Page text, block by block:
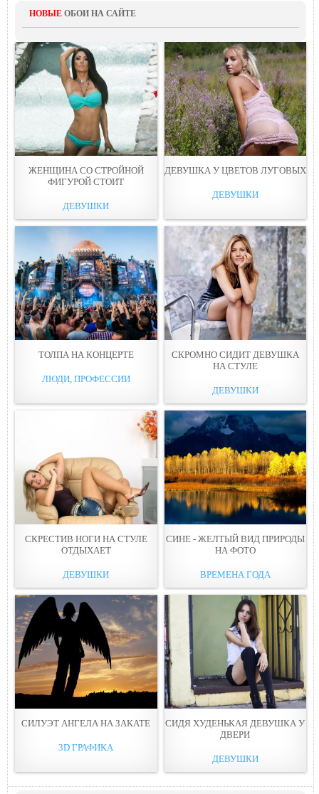
НОВЫЕ ОБОИ НА САЙТЕ
ЖЕНЩИНА СО СТРОЙНОЙ
ФИГУРОЙ СТОИТ
ДЕВУШКИ
ДЕВУШКА У ЦВЕТОВ ЛУГОВЫХ
ДЕВУШКИ
ТОЛПА НА КОНЦЕРТЕ
ЛЮДИ, ПРОФЕССИИ
СКРОМНО СИДИТ ДЕВУШКА
НА СТУЛЕ
ДЕВУШКИ
СКРЕСТИВ НОГИ НА СТУЛЕ
ОТДЫХАЕТ
ДЕВУШКИ
СИНЕ - ЖЕЛТЫЙ ВИД ПРИРОДЫ
НА ФОТО
ВРЕМЕНА ГОДА
СИЛУЭТ АНГЕЛА НА ЗАКАТЕ
3D ГРАФИКА
СИДЯ ХУДЕНЬКАЯ ДЕВУШКА У
ДВЕРИ
ДЕВУШКИ